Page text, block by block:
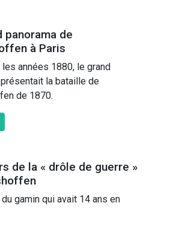
panorama de
à Paris
les années 1880, le grand
la bataille de
de 1870.
de la « drôle de guerre »
gamin qui avait 14 ans en